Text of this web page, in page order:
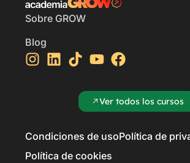
Sobre GROW
Blog
Ver todos los cursos
Condiciones de usoPolítica de
Política de cookies